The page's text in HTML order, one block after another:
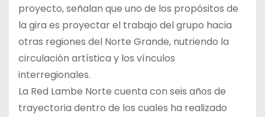
proyecto, señalan que uno de los propósitos de
la gira es proyectar el trabajo del grupo hacia
otras regiones del Norte Grande, nutriendo la
circulación artística y los vínculos
interregionales.
La Red Lambe Norte cuenta con seis años de
trayectoria dentro de los cuales ha realizado